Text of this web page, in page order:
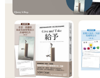
那些同樣愛說這種話的人比
不住怒火，也要等到遠離與
開始前或結束後抱怨。
3.有理未必就能走遍天下
在會議上發言，切不可以為
這種場合，用什麼樣的方式